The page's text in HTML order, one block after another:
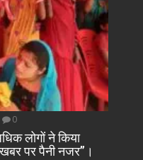
0
लोगों ने किया
पर पैनी नजर”।